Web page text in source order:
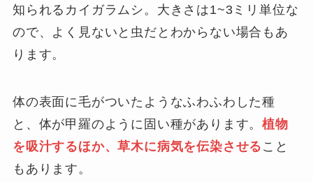
知られるカイガラムシ。大きさは1~3ミリ単位な
ので、よく見ないと虫だとわからない場合もあ
ります。
体の表面に毛がついたようなふわふわした種
と、体が甲羅のように固い種があります。植物
を吸汁するほか、草木に病気を伝染させる こと
もあります。